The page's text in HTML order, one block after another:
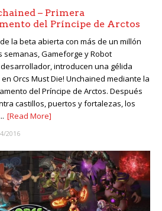
– Primera
del Príncipe de Arctos
la beta abierta con más de un millón
Gameforge y Robot
introducen una gélida
Orcs Must Die! Unchained mediante la
del Príncipe de Arctos. Después
castillos, puertos y fortalezas, los
[Read More]
2016